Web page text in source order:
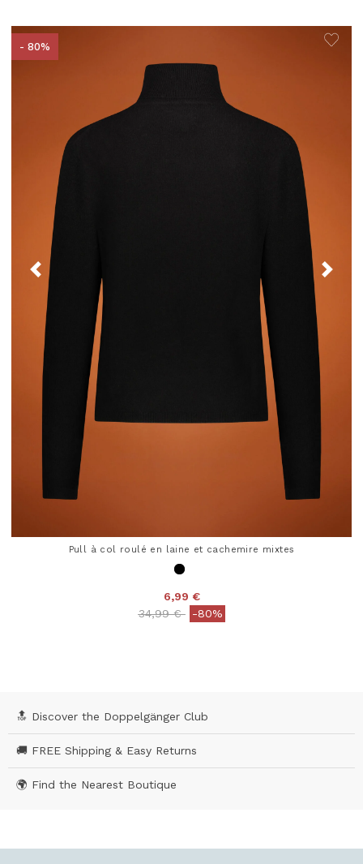
- 80%
Pull à col roulé en laine et cachemire mixtes
6,99 €
Price reduced from
34,99 €to-80%
🔝 Discover the Doppelgänger Club
🚚 FREE Shipping & Easy Returns
🌍 Find the Nearest Boutique